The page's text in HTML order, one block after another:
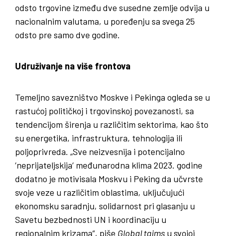
odsto trgovine između dve susedne zemlje odvija u
nacionalnim valutama, u poređenju sa svega 25
odsto pre samo dve godine.
Udruživanje na više frontova
Temeljno savezništvo Moskve i Pekinga ogleda se u
rastućoj političkoj i trgovinskoj povezanosti, sa
tendencijom širenja u različitim sektorima, kao što
su energetika, infrastruktura, tehnologija ili
poljoprivreda. „Sve neizvesnija i potencijalno
’neprijateljskija’ međunarodna klima 2023. godine
dodatno je motivisala Moskvu i Peking da učvrste
svoje veze u različitim oblastima, uključujući
ekonomsku saradnju, solidarnost pri glasanju u
Savetu bezbednosti UN i koordinaciju u
regionalnim krizama“, piše Global tajms u svojoj